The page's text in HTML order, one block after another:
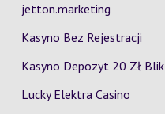
jetton.marketing
Kasyno Bez Rejestracji
Kasyno Depozyt 20 Zł Blik
Lucky Elektra Casino